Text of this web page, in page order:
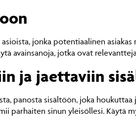
jonka potentiaalinen
avainsanoja, jotka ovat
ja jaettaviin
panosta sisältöön, joka
parhaiten sinun yleisöllesi. Käytä